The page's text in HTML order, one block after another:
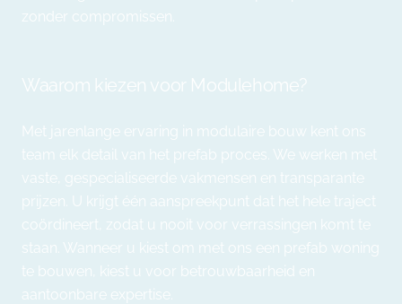
zonder compromissen.
Waarom kiezen voor Modulehome?
Met jarenlange ervaring in modulaire bouw kent ons
team elk detail van het prefab proces. We werken met
vaste, gespecialiseerde vakmensen en transparante
prijzen. U krijgt één aanspreekpunt dat het hele traject
coördineert, zodat u nooit voor verrassingen komt te
staan. Wanneer u kiest om met ons een prefab woning
te bouwen, kiest u voor betrouwbaarheid en
aantoonbare expertise.